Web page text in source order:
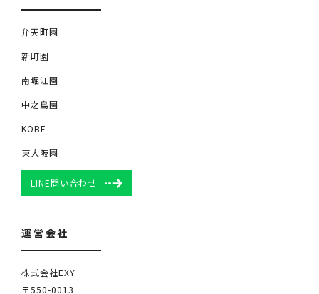
弁天町園
新町園
南堀江園
中之島園
KOBE
東大阪園
LINE問い合わせ
運営会社
株式会社EXY
〒550-0013